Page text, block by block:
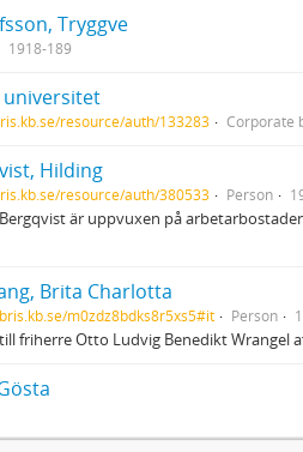
Tryggve
1918-189
universitet
resource/auth/133283 Corporate
Hilding
resource/auth/380533 Person
är uppvuxen på
Brita Charlotta
m0zdz8bdks8r5xs5#it Person
friherre Otto Ludvig Benedikt Wrangel